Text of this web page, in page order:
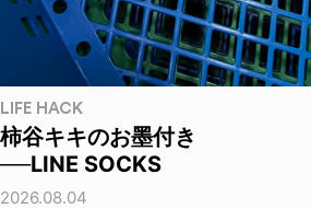
LIFE HACK
柿谷キキのお墨付き
──LINE SOCKS
2026.08.04